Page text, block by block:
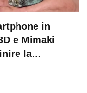
in
e Mimaki
la